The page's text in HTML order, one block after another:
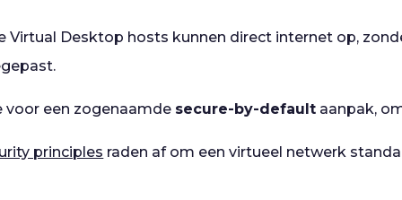
Virtual Desktop hosts kunnen direct internet op,
voor een zogenaamde secure-by-default aanpak,
principles raden af om een virtueel netwerk